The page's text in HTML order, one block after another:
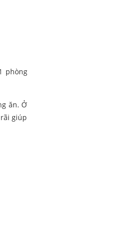
phòng
ăn. Ở
giúp